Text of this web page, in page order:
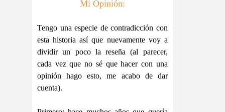
Mi Opinión:
Tengo una especie de contradicción con
esta historia así que nuevamente voy a
dividir un poco la reseña (al parecer,
cada vez que no sé que hacer con una
opinión hago esto, me acabo de dar
cuenta).